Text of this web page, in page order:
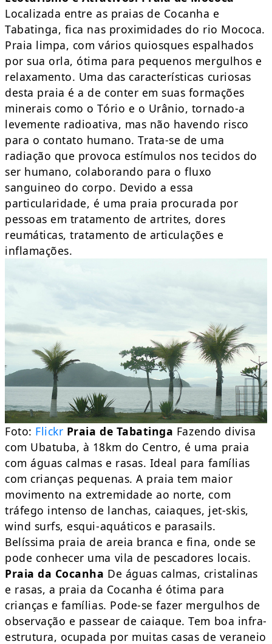
Localizada entre as praias de Cocanha e
Tabatinga, fica nas proximidades do rio Mococa.
Praia limpa, com vários quiosques espalhados
por sua orla, ótima para pequenos mergulhos e
relaxamento. Uma das características curiosas
desta praia é a de conter em suas formações
minerais como o Tório e o Urânio, tornado-a
levemente radioativa, mas não havendo risco
para o contato humano. Trata-se de uma
radiação que provoca estímulos nos tecidos do
ser humano, colaborando para o fluxo
sanguineo do corpo. Devido a essa
particularidade, é uma praia procurada por
pessoas em tratamento de artrites, dores
reumáticas, tratamento de articulações e
inflamações.
Foto: Flickr Praia de Tabatinga Fazendo divisa
com Ubatuba, à 18km do Centro, é uma praia
com águas calmas e rasas. Ideal para famílias
com crianças pequenas. A praia tem maior
movimento na extremidade ao norte, com
tráfego intenso de lanchas, caiaques, jet-skis,
wind surfs, esqui-aquáticos e parasails.
Belíssima praia de areia branca e fina, onde se
pode conhecer uma vila de pescadores locais.
Praia da Cocanha De águas calmas, cristalinas
e rasas, a praia da Cocanha é ótima para
crianças e famílias. Pode-se fazer mergulhos de
observação e passear de caiaque. Tem boa infra-
estrutura, ocupada por muitas casas de veraneio